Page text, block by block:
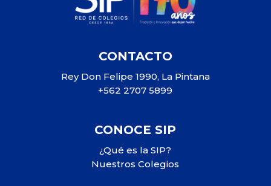
CONTACTO
Rey Don Felipe 1990, La Pintana
+562 2707 5899
CONOCE SIP
¿Qué es la SIP?
Nuestros Colegios